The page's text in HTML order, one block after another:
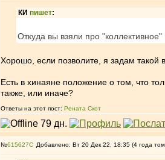
КИ пишет:
Откуда вы взяли про
Хорошо, если позволите, я задам такой
Есть в хинаяне положение о том, что
также, или иначе?
Ответы на этот пост: Рената Скот
№615627 Добавлено: Вт 20 Дек 22, 18:35 (4 года